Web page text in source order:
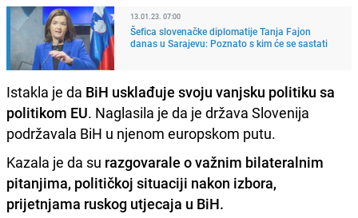
13.01.23. 07:00
Šefica slovenačke diplomatije Tanja Fajon
danas u Sarajevu: Poznato s kim će se sastati
Istakla je da BiH usklađuje svoju vanjsku politiku sa
politikom EU. Naglasila je da je država Slovenija
podržavala BiH u njenom europskom putu.
Kazala je da su razgovarale o važnim bilateralnim
pitanjima, političkoj situaciji nakon izbora,
prijetnjama ruskog utjecaja u BiH.